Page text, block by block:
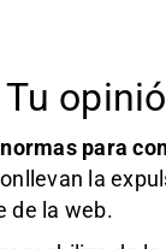
Tu
normas para
la
de la web.